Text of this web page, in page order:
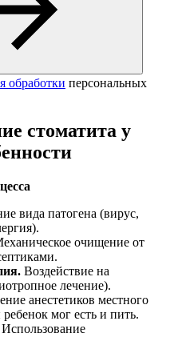
обработки персональных
стоматита у
вида патогена (вирус,
очищение от
Воздействие на
лечение).
анестетиков местного
мог есть и пить.
Использование